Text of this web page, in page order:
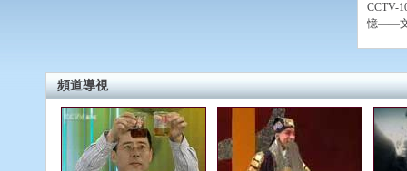
CCTV-
憶——文
頻道導視